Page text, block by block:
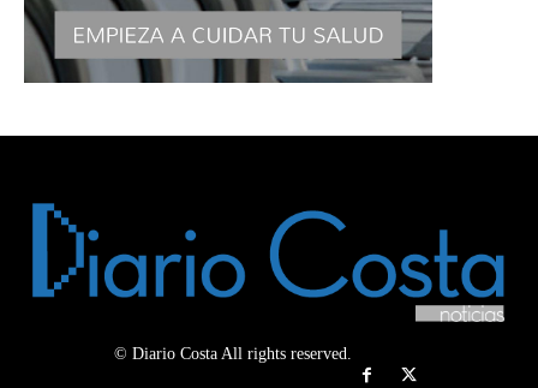
© Diario Costa All rights reserved.